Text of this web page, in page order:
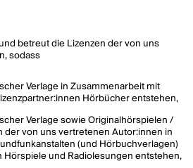
betreut die Lizenzen der von uns
sodass
Verlage in Zusammenarbeit mit
Hörbücher entstehen,
Verlage sowie Originalhörspielen /
von uns vertretenen Autor:innen in
(und Hörbuchverlagen)
Hörspiele und Radiolesungen entstehen,